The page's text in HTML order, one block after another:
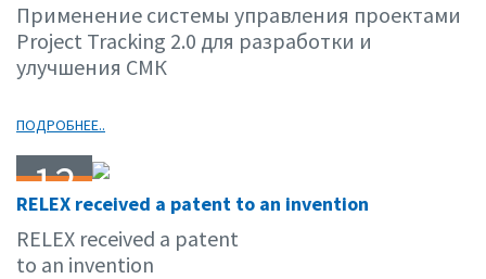
Применение системы управления проектами
Project Tracking 2.0 для разработки и
улучшения СМК
ПОДРОБНЕЕ..
12
05.11
RELEX received a patent to an invention
RELEX received a patent
to an invention